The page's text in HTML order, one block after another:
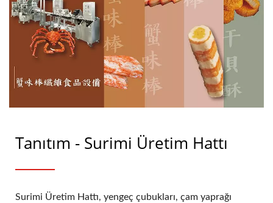
Tanıtım - Surimi Üretim Hattı
Surimi Üretim Hattı, yengeç çubukları, çam yaprağı